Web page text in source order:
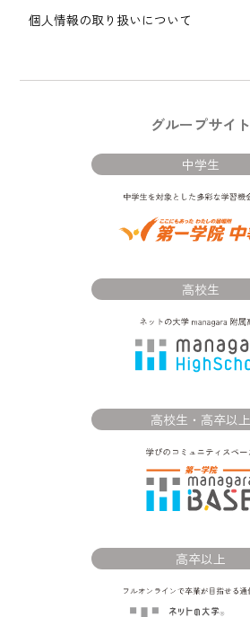
個人情報の取り扱いについて
グループサイト
中学生
高校生
高校生・高卒以上
高卒以上